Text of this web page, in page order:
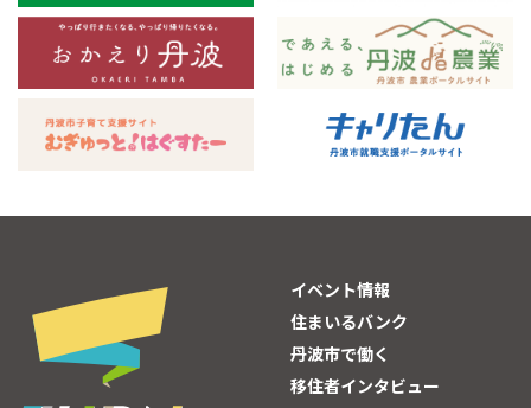
イベント情報
住まいるバンク
丹波市で働く
移住者インタビュー